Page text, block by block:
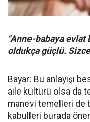
"Anne-babaya evlat
oldukça güçlü.
Bayar: Bu anlayışı
aile kültürü olsa da
manevi temelleri de
kabulleri burada